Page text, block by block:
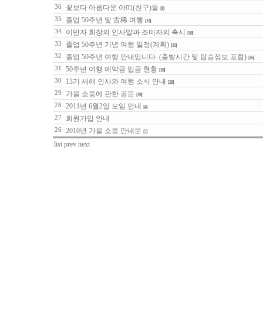
36 꽃보다 아름다운 아띠(친구)들 [8]
35 졸업 50주년 및 古稀 여행 [11]
34 이만자 회장의 인사말과 조미자의 축시 [10]
33 졸업 50주년 기념 여행 일정(계획) [11]
32 졸업 50주년 여행 안내입니다. (출발시간 및 탑승정보 포함) [16]
31 50주년 여행 예약금 입금 현황 [10]
30 13기 새해 인사와 여행 소식 안내 [20]
29 가을 소풍에 관한 공문 [19]
28 2011년 6월2일 모임 안내 [4]
27 회원가입 안내
26 2010년 가을 소풍 안내문 [7]
list prev next